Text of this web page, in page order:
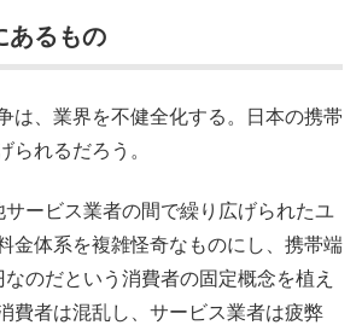
あるもの
は、業界を不健全化する。日本の携帯
られるだろう。
サービス業者の間で繰り広げられたユ
金体系を複雑怪奇なものにし、携帯端
のだという消費者の固定概念を植え
費者は混乱し、サービス業者は疲弊